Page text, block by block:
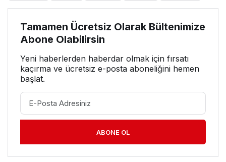
Tamamen Ücretsiz Olarak Bültenimize
Abone Olabilirsin
Yeni haberlerden haberdar olmak için fırsatı
kaçırma ve ücretsiz e-posta aboneliğini hemen
başlat.
ABONE OL